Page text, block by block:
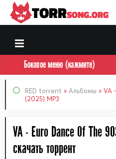
Боковое меню (нажмите)
RED torrent » Альбомы » VA
(2025) MP3
VA - Euro Dance Of The
cкачать торрент
TORRSONG.ORG